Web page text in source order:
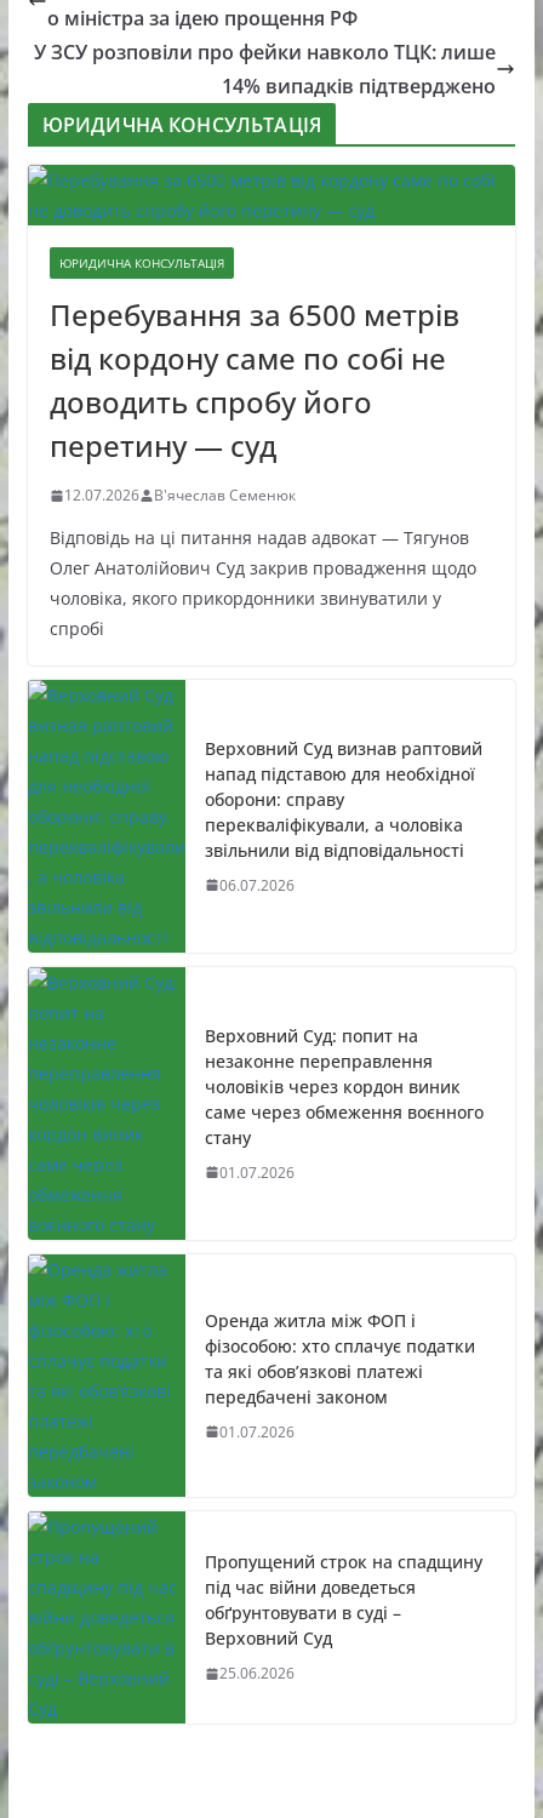
о міністра за ідею прощення РФ
У ЗСУ розповіли про фейки навколо ТЦК: лише
14% випадків підтверджено
ЮРИДИЧНА КОНСУЛЬТАЦІЯ
ЮРИДИЧНА КОНСУЛЬТАЦІЯ
Перебування за 6500 метрів
від кордону саме по собі не
доводить спробу його
перетину — суд
12.07.2026 В'ячеслав Семенюк
Відповідь на ці питання надав адвокат — Тягунов
Олег Анатолійович Суд закрив провадження щодо
чоловіка, якого прикордонники звинуватили у
спробі
Верховний Суд визнав раптовий
напад підставою для необхідної
оборони: справу
перекваліфікували, а чоловіка
звільнили від відповідальності
06.07.2026
Верховний Суд: попит на
незаконне переправлення
чоловіків через кордон виник
саме через обмеження воєнного
стану
01.07.2026
Оренда житла між ФОП і
фізособою: хто сплачує податки
та які обов’язкові платежі
передбачені законом
01.07.2026
Пропущений строк на спадщину
під час війни доведеться
обґрунтовувати в суді –
Верховний Суд
25.06.2026